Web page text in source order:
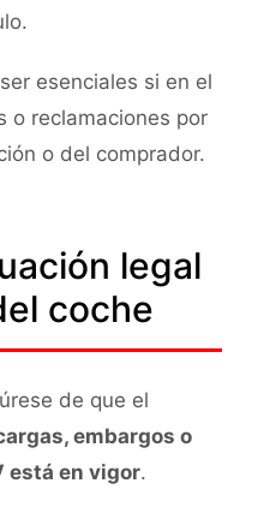
esenciales si en el
o reclamaciones por
o del comprador.
legal
coche
de que el
embargos o
está en vigor.